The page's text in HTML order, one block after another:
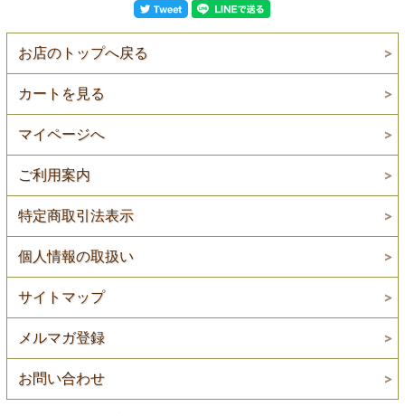
お店のトップへ戻る
カートを見る
マイページへ
ご利用案内
特定商取引法表示
個人情報の取扱い
サイトマップ
メルマガ登録
お問い合わせ